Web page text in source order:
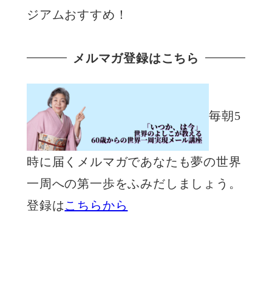
ジアムおすすめ！
メルマガ登録はこちら
毎朝5
時に届くメルマガであなたも夢の世界
一周への第一歩をふみだしましょう。
登録はこちらから